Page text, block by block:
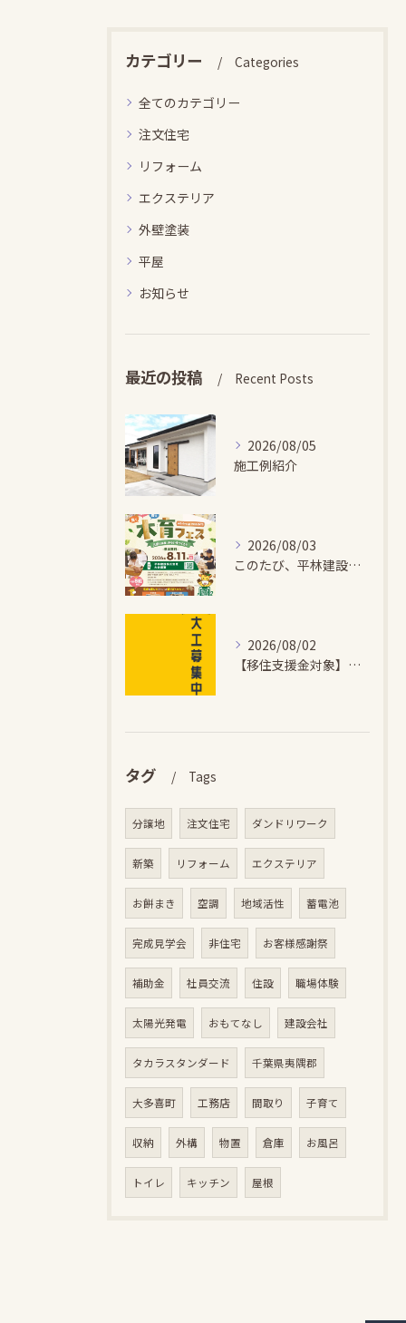
カテゴリー Categories
全てのカテゴリー
注文住宅
リフォーム
エクステリア
外壁塗装
平屋
お知らせ
最近の投稿 Recent Posts
2026/08/05
施工例紹介
2026/08/03
このたび、平林建設では、お子さまが木とふれあい・木について学...
2026/08/02
【移住支援金対象】【未経験歓迎】大多喜町で「見えないところも...
タグ Tags
分譲地 注文住宅 ダンドリワーク
新築 リフォーム エクステリア
お餅まき 空調 地域活性 蓄電池
完成見学会 非住宅 お客様感謝祭
補助金 社員交流 住設 職場体験
太陽光発電 おもてなし 建設会社
タカラスタンダード 千葉県夷隅郡
大多喜町 工務店 間取り 子育て
収納 外構 物置 倉庫 お風呂
トイレ キッチン 屋根